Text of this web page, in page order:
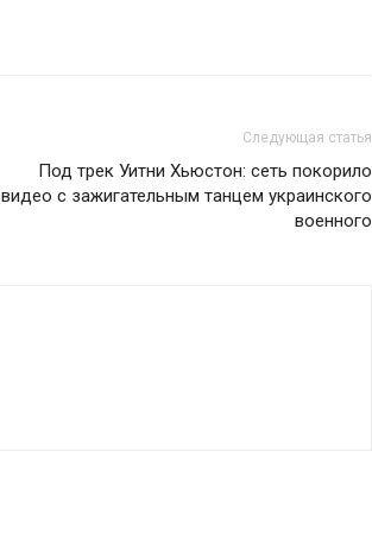
Следующая статья
Под трек Уитни Хьюстон: сеть покорило
видео с зажигательным танцем украинского
военного